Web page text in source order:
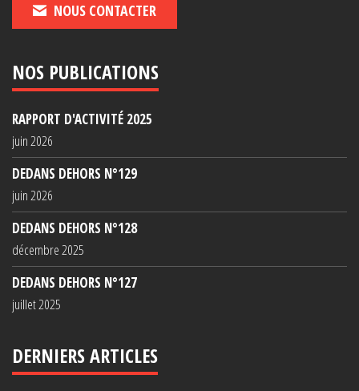
NOUS CONTACTER
NOS PUBLICATIONS
RAPPORT D'ACTIVITÉ 2025
juin 2026
DEDANS DEHORS N°129
juin 2026
DEDANS DEHORS N°128
décembre 2025
DEDANS DEHORS N°127
juillet 2025
DERNIERS ARTICLES